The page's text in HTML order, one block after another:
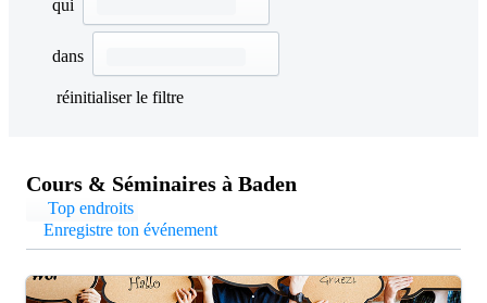
qui
dans
réinitialiser le filtre
Cours & Séminaires à Baden
Top endroits
Enregistre ton événement